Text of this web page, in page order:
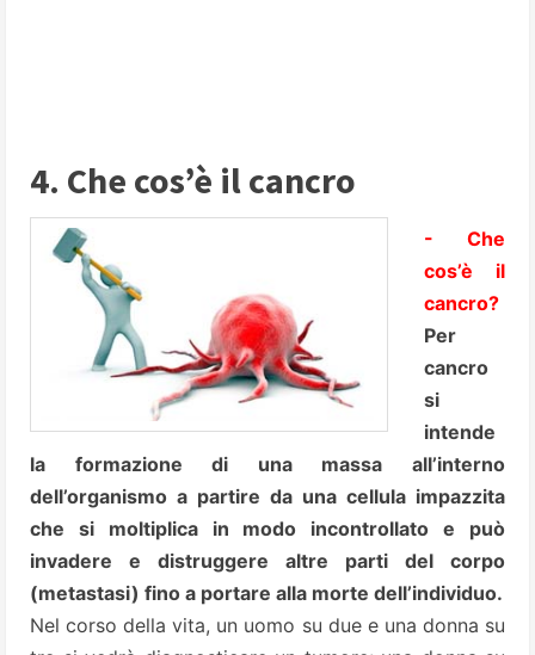
4. Che cos’è il cancro
- Che
cos’è il
cancro?
Per
cancro
si
intende
la formazione di una massa all’interno
dell’organismo a partire da una cellula impazzita
che si moltiplica in modo incontrollato e può
invadere e distruggere altre parti del corpo
(metastasi) fino a portare alla morte dell’individuo.
Nel corso della vita, un uomo su due e una donna su